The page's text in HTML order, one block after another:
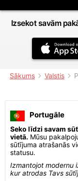
Izsekot savām
Sākums Valstis
Portugāle
Seko līdzi savam
vietā. Mūsu
sūtījuma atrašanās
statusu.
Izmantojot modernu
kur atrodas Tavs